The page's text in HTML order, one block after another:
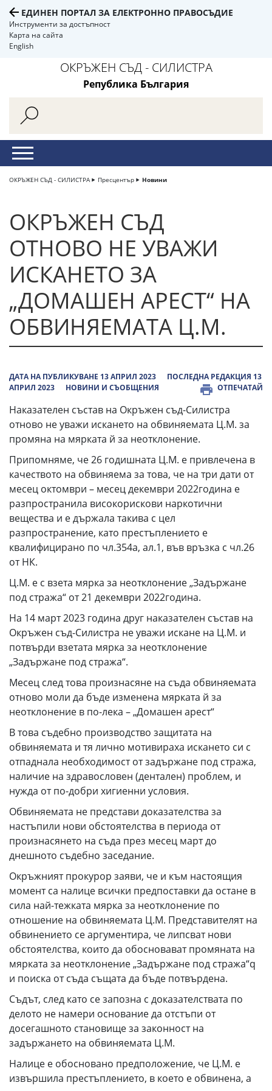
ЕДИНЕН ПОРТАЛ ЗА ЕЛЕКТРОННО ПРАВОСЪДИЕ
Инструменти за достъпност
Карта на сайта
English
ОКРЪЖЕН СЪД - СИЛИСТРА
Република България
ОКРЪЖЕН СЪД - СИЛИСТРА Пресцентър Новини
ОКРЪЖЕН СЪД
ОТНОВО НЕ УВАЖИ
ИСКАНЕТО ЗА
„ДОМАШЕН АРЕСТ“ НА
ОБВИНЯЕМАТА Ц.М.
ДАТА НА ПУБЛИКУВАНЕ 13 АПРИЛ 2023
ПОСЛЕДНА РЕДАКЦИЯ 13
АПРИЛ 2023
НОВИНИ И СЪОБЩЕНИЯ ОТПЕЧАТАЙ
Наказателен състав на Окръжен съд-Силистра
отново не уважи искането на обвиняемата Ц.М. за
промяна на мярката й за неотклонение.
Припомняме, че 26 годишната Ц.М. е привлечена в
качеството на обвиняема за това, че на три дати от
месец октомври – месец декември 2022година е
разпространила високорискови наркотични
вещества и е държала такива с цел
разпространение, като престъплението е
квалифицирано по чл.354а, ал.1, във връзка с чл.26
от НК.
Ц.М. е с взета мярка за неотклонение „Задържане
под стража“ от 21 декември 2022година.
На 14 март 2023 година друг наказателен състав на
Окръжен съд-Силистра не уважи искане на Ц.М. и
потвърди взетата мярка за неотклонение
„Задържане под стража“.
Месец след това произнасяне на съда обвиняемата
отново моли да бъде изменена мярката й за
неотклонение в по-лека – „Домашен арест“
В това съдебно производство защитата на
обвиняемата и тя лично мотивираха искането си с
отпаднала необходимост от задържане под стража,
наличие на здравословен (дентален) проблем, и
нужда от по-добри хигиенни условия.
Обвиняемата не представи доказателства за
настъпили нови обстоятелства в периода от
произнасянето на съда през месец март до
днешното съдебно заседание.
Окръжният прокурор заяви, че и към настоящия
момент са налице всички предпоставки да остане в
сила най-тежката мярка за неотклонение по
отношение на обвиняемата Ц.М. Представителят на
обвинението се аргументира, че липсват нови
обстоятелства, които да обосновават промяната на
мярката за неотклонение „Задържане под стража“q
и поиска от съда същата да бъде потвърдена.
Съдът, след като се запозна с доказателствата по
делото не намери основание да отстъпи от
досегашното становище за законност на
задържането на обвиняемата Ц.М.
Налице е обосновано предположение, че Ц.М. е
извършила престъплението, в което е обвинена, а